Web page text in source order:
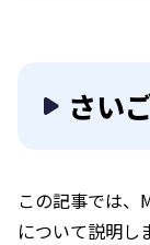
さい
この記事では、
について説明し